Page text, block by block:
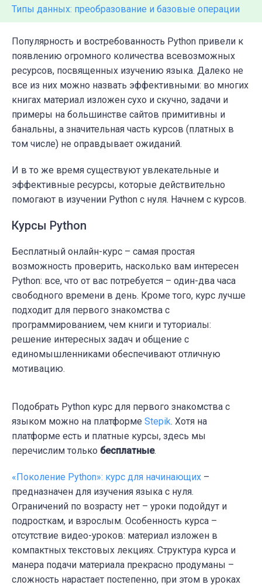
Типы данных: преобразование и базовые операции
Популярность и востребованность Python привели к
появлению огромного количества всевозможных
ресурсов, посвященных изучению языка. Далеко не
все из них можно назвать эффективными: во многих
книгах материал изложен сухо и скучно, задачи и
примеры на большинстве сайтов примитивны и
банальны, а значительная часть курсов (платных в
том числе) не оправдывает ожиданий.
И в то же время существуют увлекательные и
эффективные ресурсы, которые действительно
помогают в изучении Python с нуля. Начнем с курсов.
Курсы Python
Бесплатный онлайн-курс – самая простая
возможность проверить, насколько вам интересен
Python: все, что от вас потребуется – один-два часа
свободного времени в день. Кроме того, курс лучше
подходит для первого знакомства с
программированием, чем книги и туториалы:
решение интересных задач и общение с
единомышленниками обеспечивают отличную
мотивацию.
Подобрать Python курс для первого знакомства с
языком можно на платформе Stepik. Хотя на
платформе есть и платные курсы, здесь мы
перечислим только бесплатные.
«Поколение Python»: курс для начинающих –
предназначен для изучения языка с нуля.
Ограничений по возрасту нет – уроки подойдут и
подросткам, и взрослым. Особенность курса –
отсутствие видео-уроков: материал изложен в
компактных текстовых лекциях. Структура курса и
манера подачи материала прекрасно продуманы –
сложность нарастает постепенно, при этом в уроках